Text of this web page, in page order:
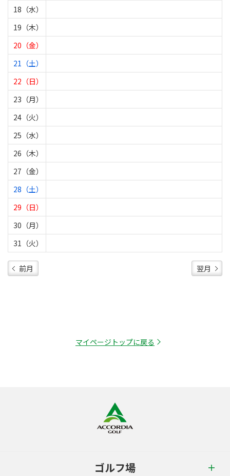
18（水）
19（木）
20（金）
21（土）
22（日）
23（月）
24（火）
25（水）
26（木）
27（金）
28（土）
29（日）
30（月）
31（火）
前月 翌月
マイページトップに戻る
ゴルフ場